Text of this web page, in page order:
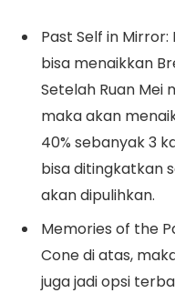
Past Self in
bisa menaikkan
Setelah Ruan
maka akan
40% sebanyak 3
bisa ditingkatkan
akan dipulihkan.
Memories of the
Cone di atas,
juga jadi opsi